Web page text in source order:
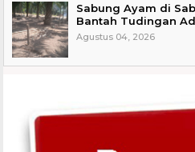
Sabung Ayam di
Bantah Tudingan
Agustus 04, 2026